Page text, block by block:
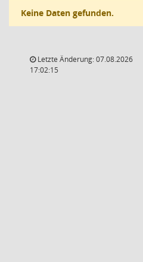
Keine Daten gefunden.
Letzte Änderung: 07.08.2026
17:02:15